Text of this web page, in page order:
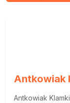
Antkowiak
Antkowiak